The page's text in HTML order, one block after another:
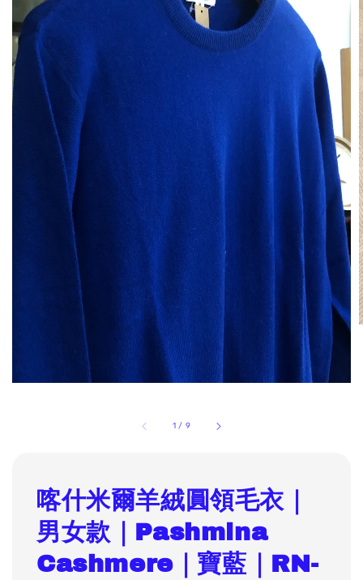
1 / 9
喀什米爾羊絨圓領毛衣｜
男女款｜Pashmina
Cashmere｜寶藍｜RN-